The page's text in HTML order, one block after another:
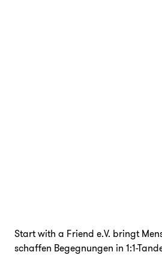
Start with a Friend e.V. bringt
schaffen Begegnungen in 1:1-